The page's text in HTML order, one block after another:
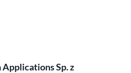
Sp. z